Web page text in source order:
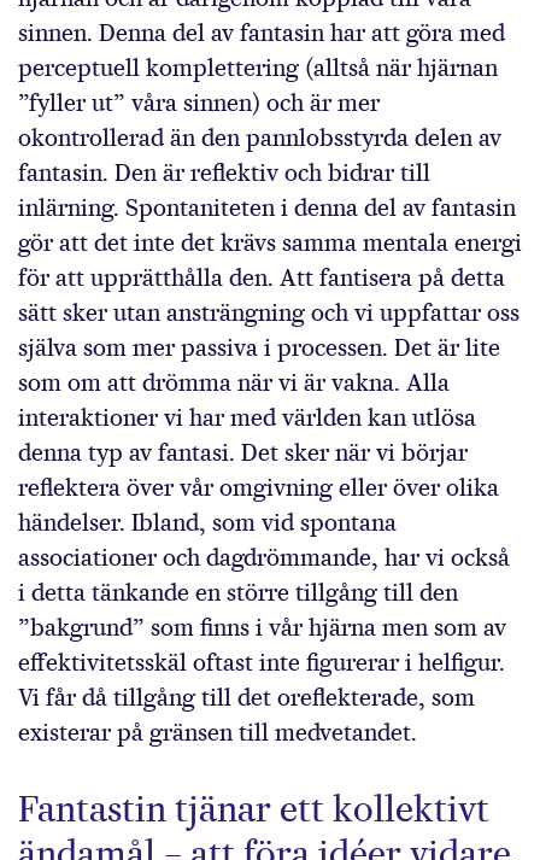
sinnen. Denna del av fantasin har att göra med
perceptuell komplettering (alltså när hjärnan
”fyller ut” våra sinnen) och är mer
okontrollerad än den pannlobsstyrda delen av
fantasin. Den är reflektiv och bidrar till
inlärning. Spontaniteten i denna del av fantasin
gör att det inte det krävs samma mentala energi
för att upprätthålla den. Att fantisera på detta
sätt sker utan ansträngning och vi uppfattar oss
själva som mer passiva i processen. Det är lite
som om att drömma när vi är vakna. Alla
interaktioner vi har med världen kan utlösa
denna typ av fantasi. Det sker när vi börjar
reflektera över vår omgivning eller över olika
händelser. Ibland, som vid spontana
associationer och dagdrömmande, har vi också
i detta tänkande en större tillgång till den
”bakgrund” som finns i vår hjärna men som av
effektivitetsskäl oftast inte figurerar i helfigur.
Vi får då tillgång till det oreflekterade, som
existerar på gränsen till medvetandet.
Fantastin tjänar ett kollektivt